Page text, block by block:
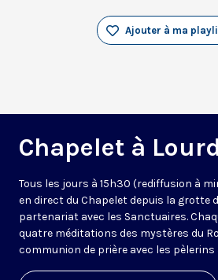
Ajouter à ma
Chapelet à
Tous les jours à 15h30 (rediffusion à
en direct du Chapelet depuis la grotte
partenariat avec les Sanctuaires.
quatre méditations des mystères du
communion de prière avec les pèlerins